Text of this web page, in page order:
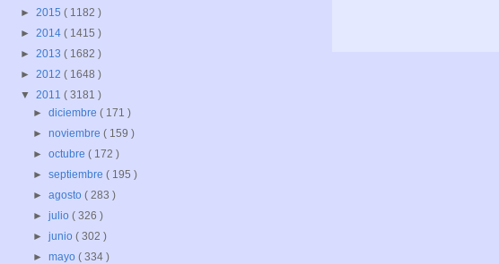
► 2015 ( 1182 )
► 2014 ( 1415 )
► 2013 ( 1682 )
► 2012 ( 1648 )
▼ 2011 ( 3181 )
►diciembre( 171 )
►noviembre( 159 )
►octubre( 172 )
►septiembre( 195 )
►agosto( 283 )
►julio( 326 )
►junio( 302 )
►mayo( 334 )